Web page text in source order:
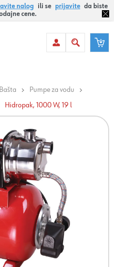
nalog ili se prijavite da biste
cene.
Bašta
Pumpe za vodu
Hidropak, 1000 W, 19 l